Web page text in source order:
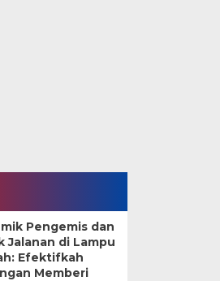
Pengemis dan
Jalanan di Lampu
Efektifkah
Memberi